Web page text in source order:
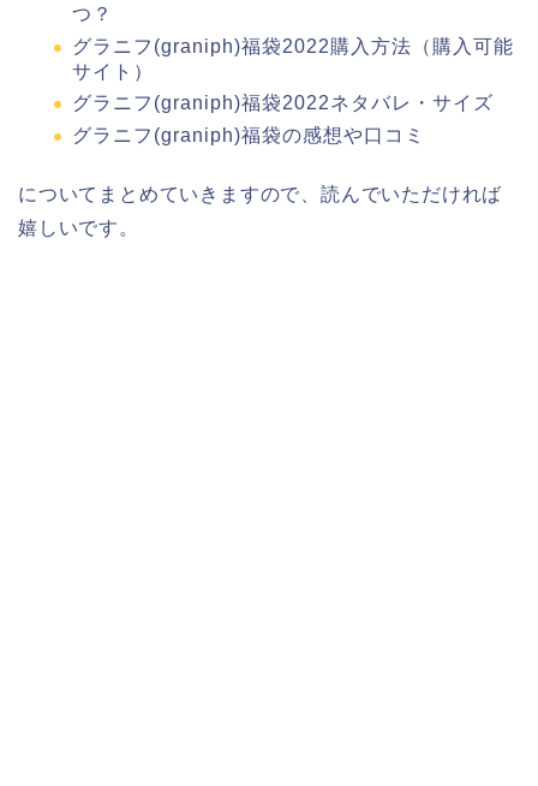
つ？
グラニフ(graniph)福袋2022購入方法（購入可能
サイト）
グラニフ(graniph)福袋2022ネタバレ・サイズ
グラニフ(graniph)福袋の感想や口コミ
についてまとめていきますので、読んでいただければ
嬉しいです。